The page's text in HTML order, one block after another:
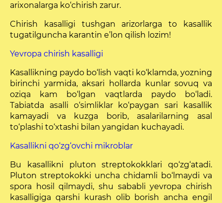
arixonalarga ko‘chirish zarur.
Chirish kasalligi tushgan arizorlarga to kasallik
tugatilguncha karantin e’lon qilish lozim!
Yevropa chirish kasalligi
Kasallikning paydo bo‘lish vaqti ko‘klamda, yozning
birinchi yarmida, aksari hollarda kunlar sovuq va
oziqa kam bo‘lgan vaqtlarda paydo bo‘ladi.
Tabiatda asal­li o‘simliklar ko‘paygan sa­ri kasallik
kamayadi va kuzga borib, asalarilarning asal
to‘plashi to‘xtashi bilan yangidan kuchayadi.
Kasallikni qo‘zg‘ovchi mikroblar
Bu kasallikni pluton streptokokklari qo‘zg‘atadi.
Pluton streptokokki uncha chidamli bo‘lmaydi va
spora hosil qilmaydi, shu sababli yevropa chirish
kasalligiga qarshi kurash olib borish ancha engil